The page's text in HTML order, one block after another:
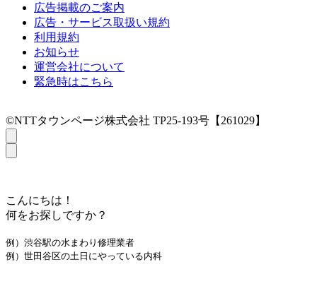
広告掲載のご案内
広告・サービス取扱い規約
利用規約
お知らせ
運営会社について
緊急時はこちら
©NTTタウンページ株式会社 TP25-193号【261029】
こんにちは！
何をお探しですか？
例）渋谷駅の水まわり修理業者
例）世田谷区の土日にやっている内科